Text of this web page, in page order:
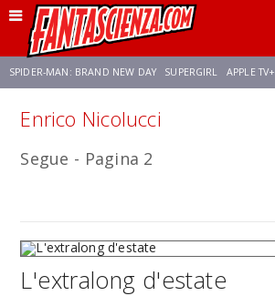
SPIDER-MAN: BRAND NEW DAY SUPERGIRL APPLE TV+
Enrico Nicolucci
Segue - Pagina 2
L'extralong d'estate